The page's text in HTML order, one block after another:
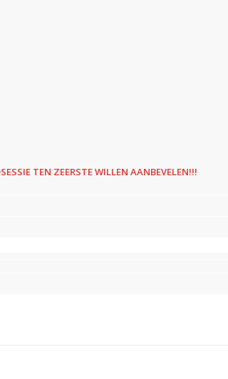
TEN ZEERSTE WILLEN AANBEVELEN!!!